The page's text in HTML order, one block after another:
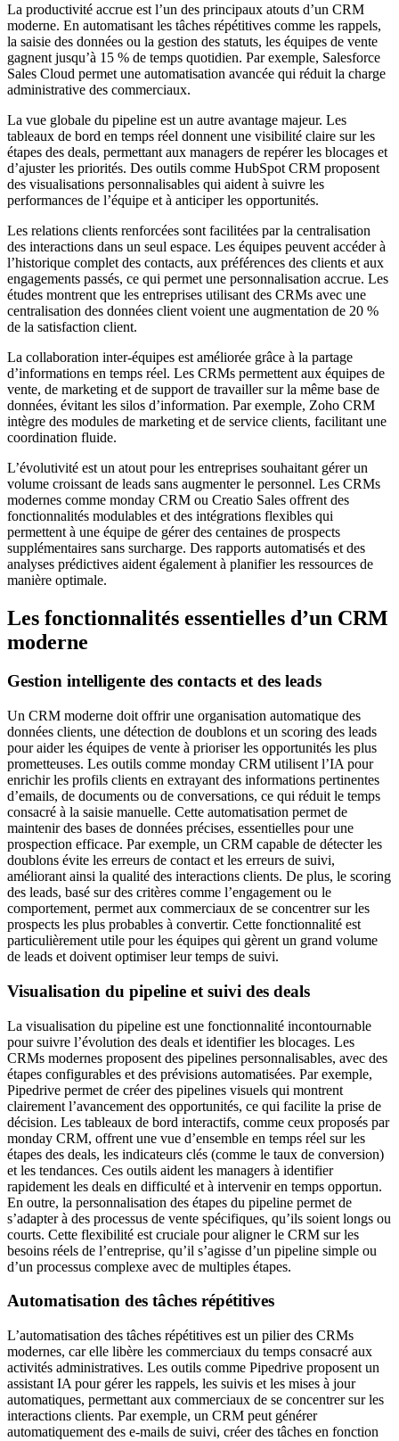
La productivité accrue est l’un des principaux atouts d’un CRM
moderne. En automatisant les tâches répétitives comme les rappels,
la saisie des données ou la gestion des statuts, les équipes de vente
gagnent jusqu’à 15 % de temps quotidien. Par exemple, Salesforce
Sales Cloud permet une automatisation avancée qui réduit la charge
administrative des commerciaux.
La vue globale du pipeline est un autre avantage majeur. Les
tableaux de bord en temps réel donnent une visibilité claire sur les
étapes des deals, permettant aux managers de repérer les blocages et
d’ajuster les priorités. Des outils comme HubSpot CRM proposent
des visualisations personnalisables qui aident à suivre les
performances de l’équipe et à anticiper les opportunités.
Les relations clients renforcées sont facilitées par la centralisation
des interactions dans un seul espace. Les équipes peuvent accéder à
l’historique complet des contacts, aux préférences des clients et aux
engagements passés, ce qui permet une personnalisation accrue. Les
études montrent que les entreprises utilisant des CRMs avec une
centralisation des données client voient une augmentation de 20 %
de la satisfaction client.
La collaboration inter-équipes est améliorée grâce à la partage
d’informations en temps réel. Les CRMs permettent aux équipes de
vente, de marketing et de support de travailler sur la même base de
données, évitant les silos d’information. Par exemple, Zoho CRM
intègre des modules de marketing et de service clients, facilitant une
coordination fluide.
L’évolutivité est un atout pour les entreprises souhaitant gérer un
volume croissant de leads sans augmenter le personnel. Les CRMs
modernes comme monday CRM ou Creatio Sales offrent des
fonctionnalités modulables et des intégrations flexibles qui
permettent à une équipe de gérer des centaines de prospects
supplémentaires sans surcharge. Des rapports automatisés et des
analyses prédictives aident également à planifier les ressources de
manière optimale.
Les fonctionnalités essentielles d’un CRM
moderne
Gestion intelligente des contacts et des leads
Un CRM moderne doit offrir une organisation automatique des
données clients, une détection de doublons et un scoring des leads
pour aider les équipes de vente à prioriser les opportunités les plus
prometteuses. Les outils comme monday CRM utilisent l’IA pour
enrichir les profils clients en extrayant des informations pertinentes
d’emails, de documents ou de conversations, ce qui réduit le temps
consacré à la saisie manuelle. Cette automatisation permet de
maintenir des bases de données précises, essentielles pour une
prospection efficace. Par exemple, un CRM capable de détecter les
doublons évite les erreurs de contact et les erreurs de suivi,
améliorant ainsi la qualité des interactions clients. De plus, le scoring
des leads, basé sur des critères comme l’engagement ou le
comportement, permet aux commerciaux de se concentrer sur les
prospects les plus probables à convertir. Cette fonctionnalité est
particulièrement utile pour les équipes qui gèrent un grand volume
de leads et doivent optimiser leur temps de suivi.
Visualisation du pipeline et suivi des deals
La visualisation du pipeline est une fonctionnalité incontournable
pour suivre l’évolution des deals et identifier les blocages. Les
CRMs modernes proposent des pipelines personnalisables, avec des
étapes configurables et des prévisions automatisées. Par exemple,
Pipedrive permet de créer des pipelines visuels qui montrent
clairement l’avancement des opportunités, ce qui facilite la prise de
décision. Les tableaux de bord interactifs, comme ceux proposés par
monday CRM, offrent une vue d’ensemble en temps réel sur les
étapes des deals, les indicateurs clés (comme le taux de conversion)
et les tendances. Ces outils aident les managers à identifier
rapidement les deals en difficulté et à intervenir en temps opportun.
En outre, la personnalisation des étapes du pipeline permet de
s’adapter à des processus de vente spécifiques, qu’ils soient longs ou
courts. Cette flexibilité est cruciale pour aligner le CRM sur les
besoins réels de l’entreprise, qu’il s’agisse d’un pipeline simple ou
d’un processus complexe avec de multiples étapes.
Automatisation des tâches répétitives
L’automatisation des tâches répétitives est un pilier des CRMs
modernes, car elle libère les commerciaux du temps consacré aux
activités administratives. Les outils comme Pipedrive proposent un
assistant IA pour gérer les rappels, les suivis et les mises à jour
automatiques, permettant aux commerciaux de se concentrer sur les
interactions clients. Par exemple, un CRM peut générer
automatiquement des e-mails de suivi, créer des tâches en fonction